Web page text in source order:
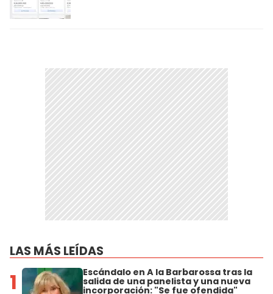
LAS MÁS LEÍDAS
1 Escándalo en A la Barbarossa tras la
salida de una panelista y una nueva
incorporación: "Se fue ofendida"